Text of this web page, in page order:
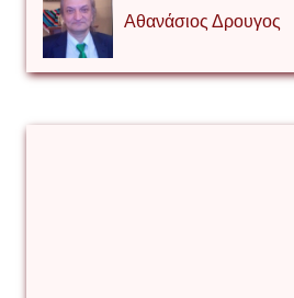
Αθανάσιος Δρουγος